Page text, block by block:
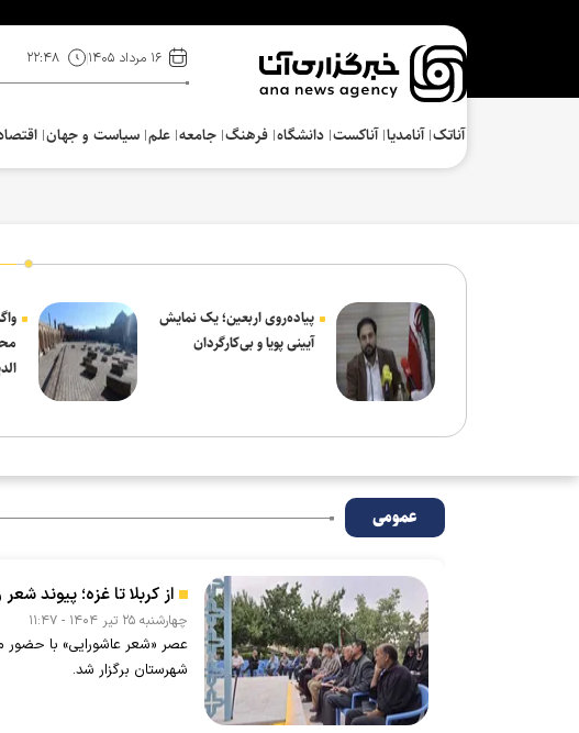
۱۶ مرداد ۱۴۰۵ ۲۲:۴۸
آناتک آنامدیا آناکست دانشگاه فرهنگ‌ جامعه علم سیاست و جهان
پیاده‌روی اربعین؛ یک نمایش
آیینی پویا و بی‌کارگردان
عمومی
از کربلا تا غزه؛ پیوند
چهارشنبه ۲۵ تير ۱۴۰۴ - ۱۱:۴۷
عصر «شعر عاشورایی» با حضور
شهرستان برگزار شد.